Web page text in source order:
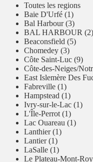
Toutes les regions
Baie D'Urfé (1)
Bal Harbour (3)
BAL HARBOUR (2)
Beaconsfield (5)
Chomedey (3)
Côte Saint-Luc (9)
Côte-des-Neiges/
East Islemère Des
Fabreville (1)
Hampstead (1)
Ivry-sur-le-Lac (1)
L'Île-Perrot (1)
Lac Ouareau (1)
Lanthier (1)
Lantier (1)
LaSalle (1)
Le Plateau-Mont-